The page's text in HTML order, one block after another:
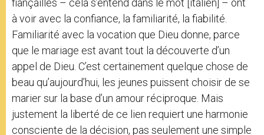
fiançailles – cela s’entend dans le mot [italien] – ont
à voir avec la confiance, la familiarité, la fiabilité.
Familiarité avec la vocation que Dieu donne, parce
que le mariage est avant tout la découverte d’un
appel de Dieu. C’est certainement quelque chose de
beau qu’aujourd’hui, les jeunes puissent choisir de se
marier sur la base d’un amour réciproque. Mais
justement la liberté de ce lien requiert une harmonie
consciente de la décision, pas seulement une simple